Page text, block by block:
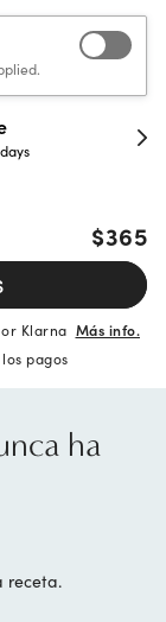
$365
Klarna Más info.
pagos
ha
receta.